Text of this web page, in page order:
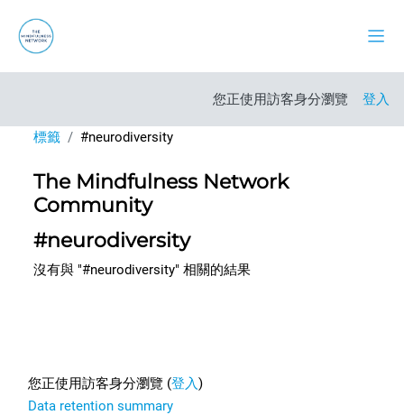
您正使用訪客身分瀏覽 登入
標籤 #neurodiversity
The Mindfulness Network
Community
#neurodiversity
沒有與 "#neurodiversity" 相關的結果
您正使用訪客身分瀏覽 (登入)
Data retention summary